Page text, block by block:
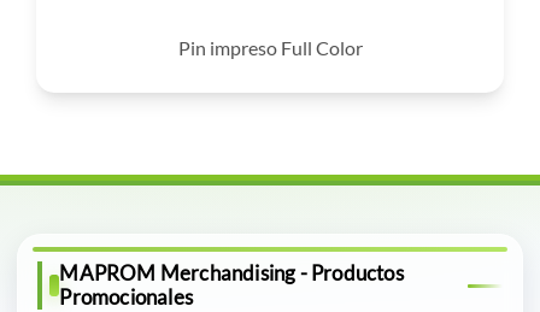
Pin impreso Full Color
MAPROM Merchandising - Productos
Promocionales